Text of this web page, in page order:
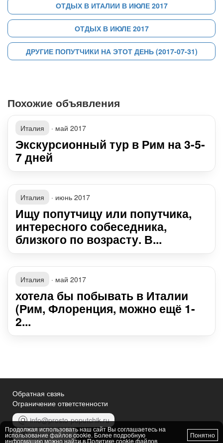
ОТДЫХ В ИТАЛИИ В ИЮЛЕ 2017
ОТДЫХ В ИЮЛЕ 2017
ДРУГИЕ ПОПУТЧИКИ НА ЭТОТ ДЕНЬ (2017-07-31)
Похожие объявления
Италия · май 2017
Экскурсионный тур в Рим на 3-5-
7 дней
Италия · июнь 2017
Ищу попутчицу или попутчика,
интересного собеседника,
близкого по возрасту. В...
Италия · май 2017
хотела бы побывать в Италии
(Рим, Флоренция, можно ещё 1-
2...
Обратная свзяь
Ограничение ответстенности
info@prosto-poputchik.ru
@pp_women
Продолжая использовать наш сайт Вы соглашаетесь на
использование файлов cookie. Более подробную
информацию можно найти вПолитике cookie файлов
Понятно